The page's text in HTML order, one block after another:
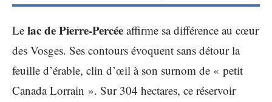
Le lac de Pierre-Percée affirme sa différence au cœur
des Vosges. Ses contours évoquent sans détour la
feuille d’érable, clin d’œil à son surnom de « petit
Canada Lorrain ». Sur 304 hectares, ce réservoir